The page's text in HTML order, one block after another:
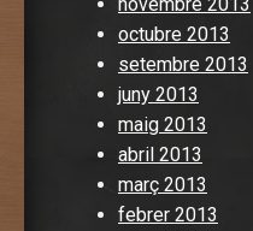
octubre 2013
setembre 2013
juny 2013
maig 2013
abril 2013
març 2013
febrer 2013